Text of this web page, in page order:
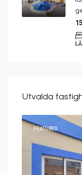
Utvalda
FEATURED